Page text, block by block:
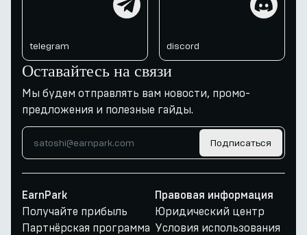
telegram discord
Оставайтесь на связи
Мы будем отправлять вам новости, промо-
предложения и полезные гайды.
Подписаться
EarnPark
Получайте прибыль
Партнёрская программа
Правовая информация
Юридический центр
Условия использования